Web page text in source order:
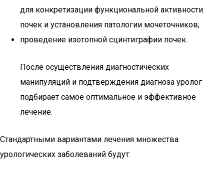
для конкретизации функциональной активности
почек и установления патологии мочеточников;
проведение изотопной сцинтиграфии почек.
После осуществления диагностических
манипуляций и подтверждения диагноза уролог
подбирает самое оптимальное и эффективное
лечение.
Стандартными вариантами лечения множества
урологических заболеваний будут: